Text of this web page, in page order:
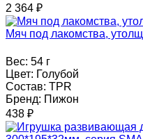
2 364 ₽
Мяч под лакомства,
Вес: 54 г
Цвет: Голубой
Состав: TPR
Бренд: Пижон
438 ₽